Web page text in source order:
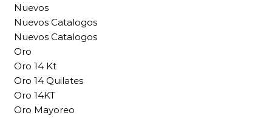
Nuevos
Nuevos Catalogos
Nuevos Catalogos
Oro
Oro 14 Kt
Oro 14 Quilates
Oro 14KT
Oro Mayoreo